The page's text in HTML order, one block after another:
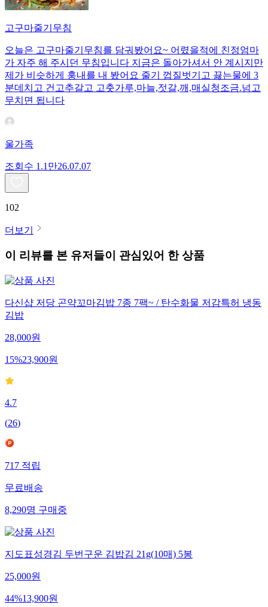
고구마줄기무침
오늘은 고구마줄기무침를 담궈봤어요~ 어렸을적에 친정엄마
가 자주 해 주시던 무침입니다 지금은 돌아가셔서 안 계시지만
제가 비슷하게 훙내를 내 봤어요 줄기 껍질벗기고 끓는물에 3
분데치고 건고추갈고 고춧가루,마늘,젓갈,깨,매실청조금.넘고
무치면 됩니다
울가족
조회수 1.1만26.07.07
102
더보기
이 리뷰를 본 유저들이 관심있어 한 상품
다신샵 저당 곤약꼬마김밥 7종 7팩~ / 탄수화물 저감특허 냉동
김밥
28,000원
15%23,900원
4.7
(26)
717 적립
무료배송
8,290명 구매중
지도표성경김 두번구운 김밥김 21g(10매) 5봉
25,000원
44%13,900원